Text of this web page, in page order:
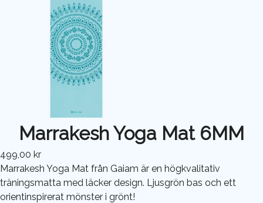
Marrakesh Yoga Mat 6MM
499,00 kr
Marrakesh Yoga Mat från Gaiam är en högkvalitativ
träningsmatta med läcker design. Ljusgrön bas och ett
orientinspirerat mönster i grönt!